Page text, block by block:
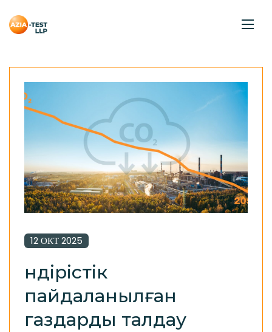
12 ОКТ 2025
Өндірістік
пайдаланылған
газдарды талдау